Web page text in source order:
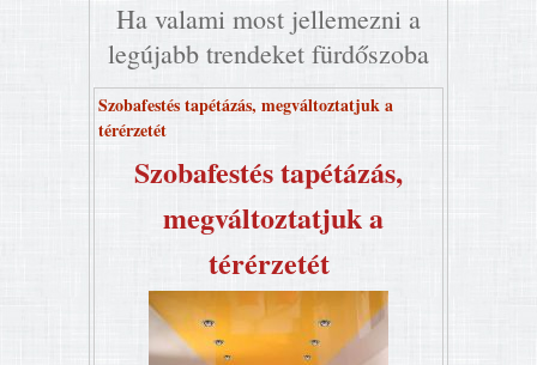
Ha valami most jellemezni a
legújabb trendeket fürdőszoba
Szobafestés tapétázás, megváltoztatjuk a
térérzetét
Szobafestés tapétázás,
megváltoztatjuk a
térérzetét